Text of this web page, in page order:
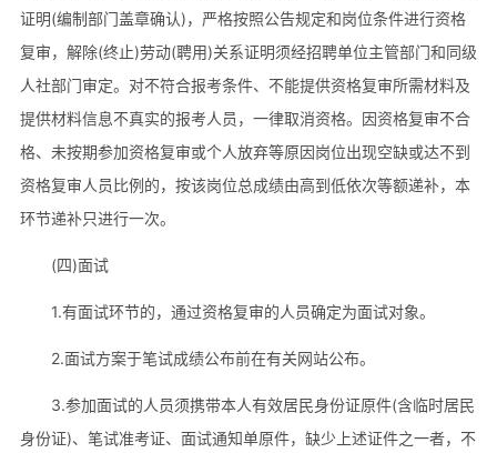
证明(编制部门盖章确认)，严格按照公告规定和岗位条件进行资格
复审，解除(终止)劳动(聘用)关系证明须经招聘单位主管部门和同级
人社部门审定。对不符合报考条件、不能提供资格复审所需材料及
提供材料信息不真实的报考人员，一律取消资格。因资格复审不合
格、未按期参加资格复审或个人放弃等原因岗位出现空缺或达不到
资格复审人员比例的，按该岗位总成绩由高到低依次等额递补，本
环节递补只进行一次。
(四)面试
1.有面试环节的，通过资格复审的人员确定为面试对象。
2.面试方案于笔试成绩公布前在有关网站公布。
3.参加面试的人员须携带本人有效居民身份证原件(含临时居民
身份证)、笔试准考证、面试通知单原件，缺少上述证件之一者，不